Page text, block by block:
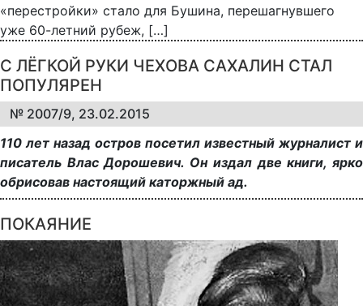
«перестройки» стало для Бушина, перешагнувшего
уже 60-летний рубеж, […]
С ЛЁГКОЙ РУКИ ЧЕХОВА САХАЛИН СТАЛ
ПОПУЛЯРЕН
№ 2007/9, 23.02.2015
110 лет назад остров посетил известный журналист и
писатель Влас Дорошевич. Он издал две книги, ярко
обрисовав настоящий каторжный ад.
ПОКАЯНИЕ